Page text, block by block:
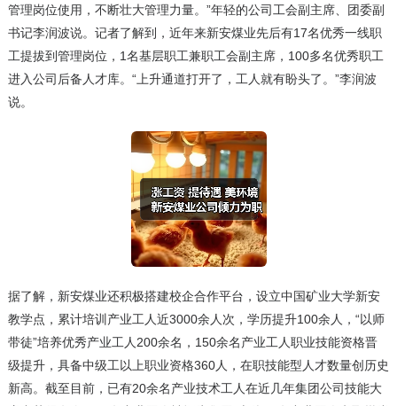
管理岗位使用，不断壮大管理力量。”年轻的公司工会副主席、团委副
书记李润波说。记者了解到，近年来新安煤业先后有17名优秀一线职
工提拔到管理岗位，1名基层职工兼职工会副主席，100多名优秀职工
进入公司后备人才库。“上升通道打开了，工人就有盼头了。”李润波
说。
据了解，新安煤业还积极搭建校企合作平台，设立中国矿业大学新安
教学点，累计培训产业工人近3000余人次，学历提升100余人，“以师
带徒”培养优秀产业工人200余名，150余名产业工人职业技能资格晋
级提升，具备中级工以上职业资格360人，在职技能型人才数量创历史
新高。截至目前，已有20余名产业技术工人在近几年集团公司技能大